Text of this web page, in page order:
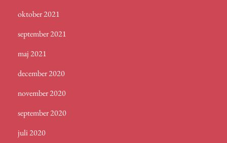
oktober 2021
september 2021
maj 2021
december 2020
november 2020
september 2020
juli 2020